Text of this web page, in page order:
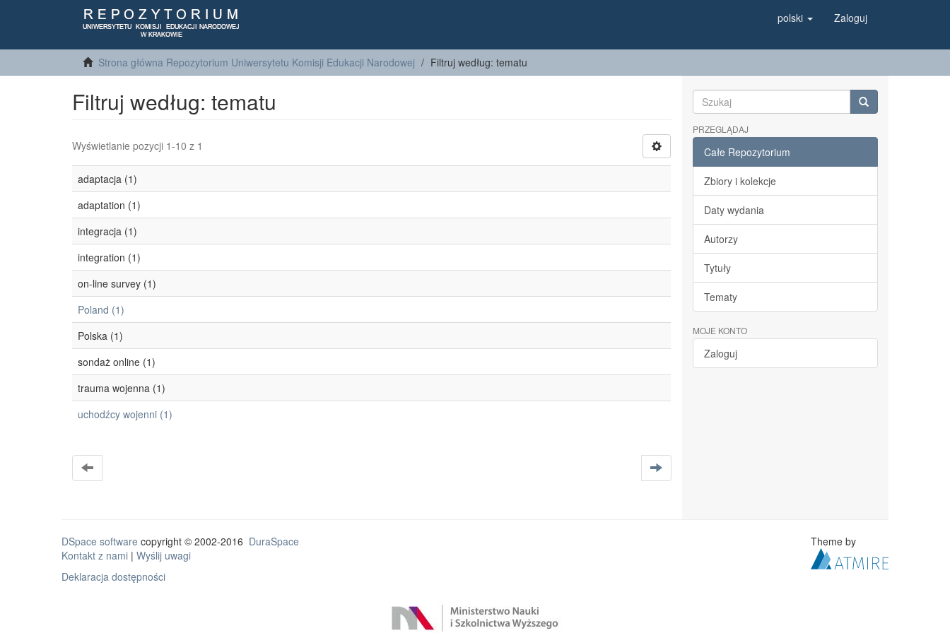
polski Zaloguj
Strona główna Repozytorium Uniwersytetu Komisji Edukacji Narodowej Filtruj według: tematu
Filtruj według: tematu
Wyświetlanie pozycji 1-10 z 1
adaptacja (1)
adaptation (1)
integracja (1)
integration (1)
on-line survey (1)
Poland (1)
Polska (1)
sondaż online (1)
trauma wojenna (1)
uchodźcy wojenni (1)
PRZEGLĄDAJ
Całe Repozytorium
Zbiory i kolekcje
Daty wydania
Autorzy
Tytuły
Tematy
MOJE KONTO
Zaloguj
DSpace software copyright © 2002-2016 DuraSpace
Kontakt z nami | Wyślij uwagi
Deklaracja dostępności
Theme by